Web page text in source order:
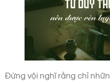
Đừng vội nghĩ rằng chỉ